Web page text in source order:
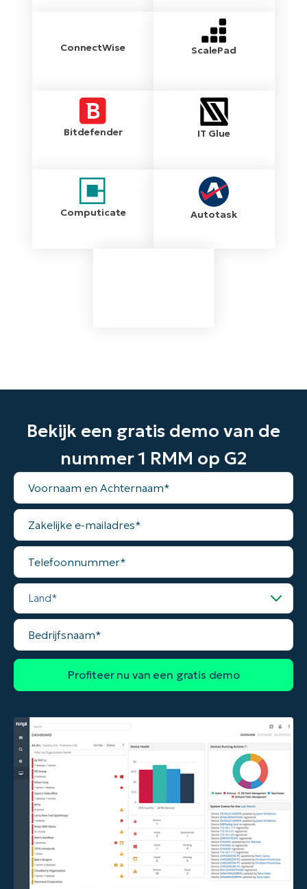
ConnectWise ScalePad
Bitdefender IT Glue
Computicate Autotask
Bekijk een gratis demo van de
nummer 1 RMM op G2
Voornaam
Achternaam*
Zakelijke
mailadres*
Telefoonnummer*
Land*
Bedrijfsnaam*